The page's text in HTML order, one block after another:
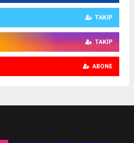
TAKIP
TAKIP
ABONE